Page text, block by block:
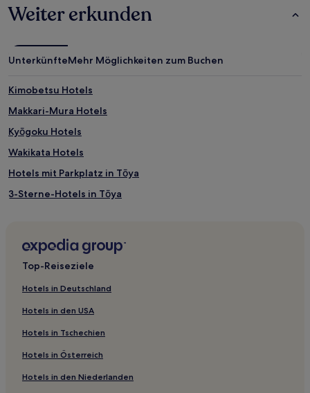
Weiter erkunden
UnterkünfteMehr Möglichkeiten zum Buchen
Kimobetsu Hotels
Makkari-Mura Hotels
Kyōgoku Hotels
Wakikata Hotels
Hotels mit Parkplatz in Tōya
3-Sterne-Hotels in Tōya
Luxus in Kabayama
Familien in Kabayama
Ski in Kabayama
Kabayama Hotels
2-Sterne-Hotels in Niseko
Top-Reiseziele
Hotels in Deutschland
Hotels in den USA
Hotels in Tschechien
Hotels in Österreich
Hotels in den Niederlanden